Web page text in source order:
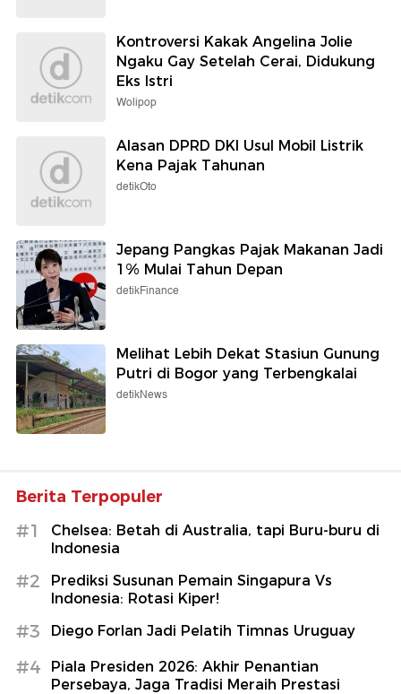
Kontroversi Kakak Angelina Jolie
Ngaku Gay Setelah Cerai, Didukung
Eks Istri
Wolipop
Alasan DPRD DKI Usul Mobil Listrik
Kena Pajak Tahunan
detikOto
Jepang Pangkas Pajak Makanan Jadi
1% Mulai Tahun Depan
detikFinance
Melihat Lebih Dekat Stasiun Gunung
Putri di Bogor yang Terbengkalai
detikNews
Berita Terpopuler
#1
Chelsea: Betah di Australia, tapi Buru-buru di
Indonesia
#2
Prediksi Susunan Pemain Singapura Vs
Indonesia: Rotasi Kiper!
#3 Diego Forlan Jadi Pelatih Timnas Uruguay
#4
Piala Presiden 2026: Akhir Penantian
Persebaya, Jaga Tradisi Meraih Prestasi